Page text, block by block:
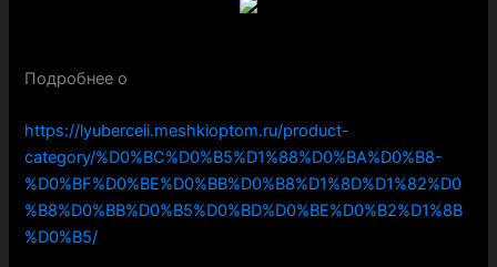
Подробнее о
https://lyuberceii.meshkioptom.ru/product-
category/%D0%BC%D0%B5%D1%88%D0%BA%D0%B8-
%D0%BF%D0%BE%D0%BB%D0%B8%D1%8D%D1%82%D0
%B8%D0%BB%D0%B5%D0%BD%D0%BE%D0%B2%D1%8B
%D0%B5/